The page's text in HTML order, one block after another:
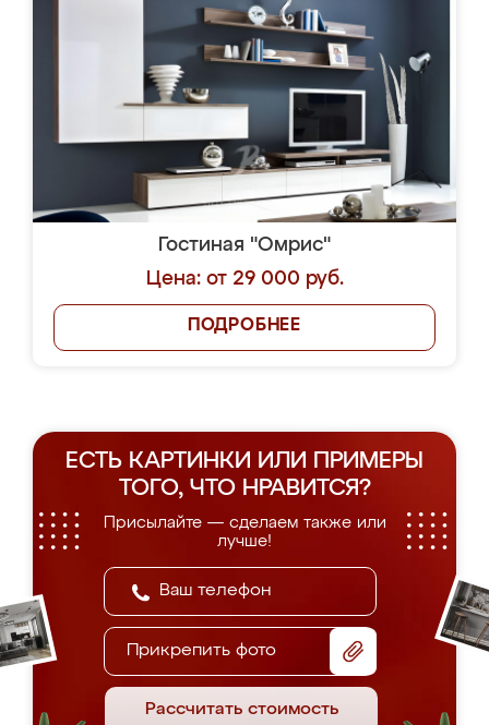
Гостиная "Омрис"
Цена: от 29 000 руб.
ПОДРОБНЕЕ
ЕСТЬ КАРТИНКИ ИЛИ ПРИМЕРЫ
ТОГО, ЧТО НРАВИТСЯ?
Присылайте — сделаем также или
лучше!
Прикрепить фото
Рассчитать стоимость